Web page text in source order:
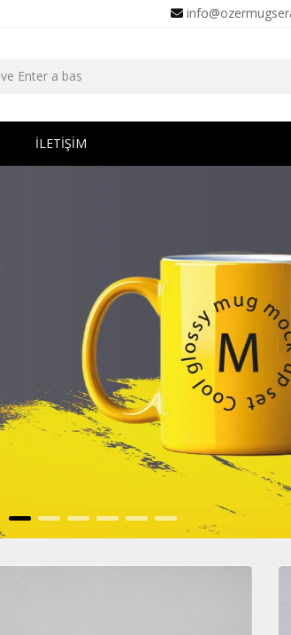
İLETİŞİM